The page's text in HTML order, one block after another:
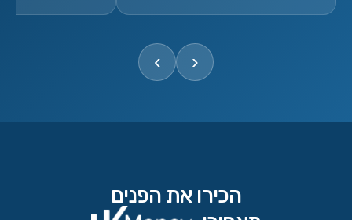
‹
›
הכירו את הפנים